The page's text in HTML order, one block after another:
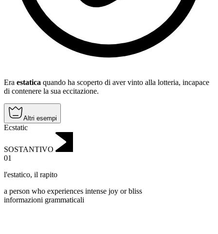
Era estatica quando ha scoperto di aver vinto alla lotteria, incapace
di contenere la sua eccitazione.
Altri esempi
Ecstatic
SOSTANTIVO
01
l'estatico, il rapito
a person who experiences intense joy or bliss
informazioni grammaticali